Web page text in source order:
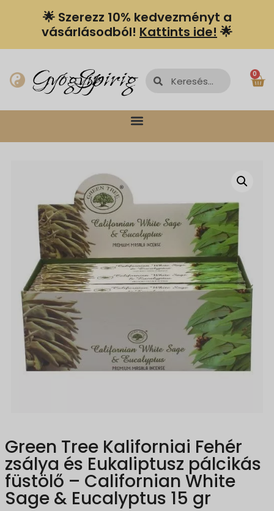
🌟 Szerezz 10% kedvezményt a
vásárlásodból! Kattints ide! 🌟
GyógyírSpiriguru 0
Green Tree Kaliforniai Fehér
zsálya és Eukaliptusz pálcikás
füstölő – Californian White
Sage & Eucalyptus 15 gr